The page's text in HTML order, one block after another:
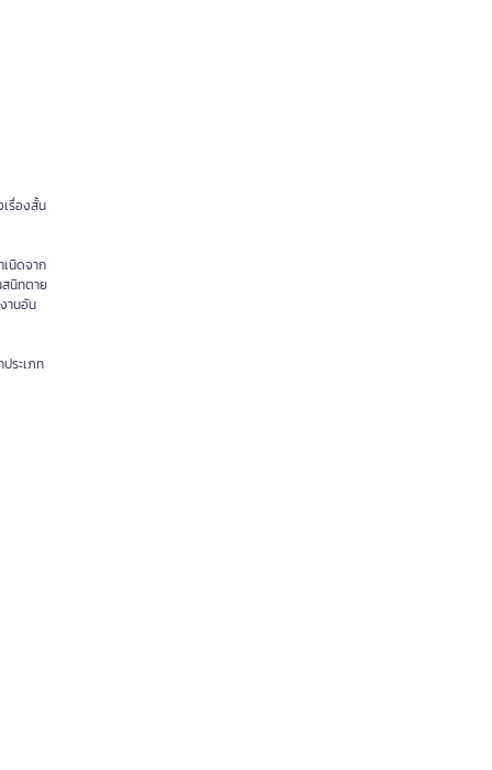
รื่องสั้น
นิดจาก
นิทตาย
านอัน
ระเภท